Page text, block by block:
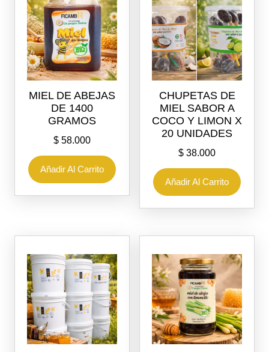
MIEL DE ABEJAS
DE 1400
GRAMOS
$ 58.000
Añadir Al Carrito
CHUPETAS DE
MIEL SABOR A
COCO Y LIMON X
20 UNIDADES
$ 38.000
Añadir Al Carrito